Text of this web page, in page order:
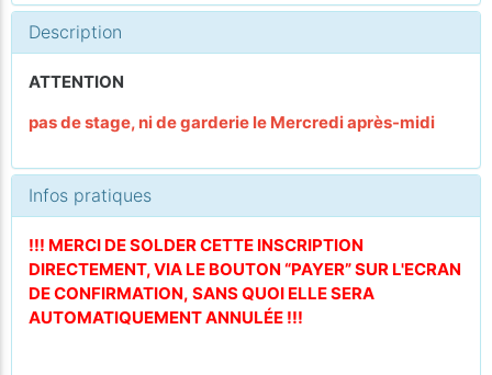
Description
ATTENTION
pas de stage, ni de garderie le Mercredi après-midi
Infos pratiques
!!! MERCI DE SOLDER CETTE INSCRIPTION
DIRECTEMENT, VIA LE BOUTON “PAYER” SUR L'ECRAN
DE CONFIRMATION, SANS QUOI ELLE SERA
AUTOMATIQUEMENT ANNULÉE !!!